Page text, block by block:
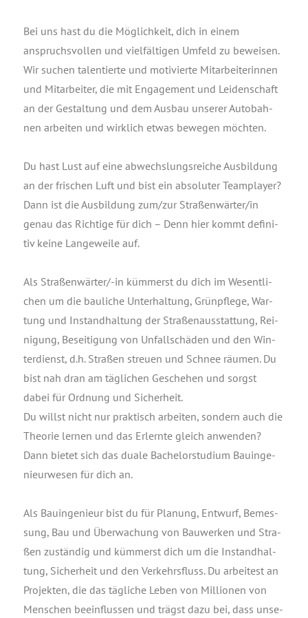
Bei uns hast du die Mög­lich­keit, dich in einem
anspruchs­vol­len und viel­fäl­ti­gen Umfeld zu bewei­sen.
Wir suchen talen­tier­te und moti­vier­te Mit­ar­bei­te­rin­nen
und Mit­ar­bei­ter, die mit Enga­ge­ment und Lei­den­schaft
an der Gestal­tung und dem Aus­bau unse­rer Auto­bah­
nen arbei­ten und wirk­lich etwas bewe­gen möch­ten.
Du hast Lust auf eine abwechs­lungs­rei­che Aus­bil­dung
an der fri­schen Luft und bist ein abso­lu­ter Team­play­er?
Dann ist die Aus­bil­dung zum/zur Straßenwärter/in
genau das Rich­ti­ge für dich – Denn hier kommt defi­ni­
tiv kei­ne Lan­ge­wei­le auf.
Als Stra­ßen­wär­ter/-in küm­merst du dich im Wesent­li­
chen um die bau­li­che Unter­hal­tung, Grün­pfle­ge, War­
tung und Instand­hal­tung der Stra­ßen­aus­stat­tung, Rei­
ni­gung, Besei­ti­gung von Unfall­schä­den und den Win­
ter­dienst, d.h. Stra­ßen streu­en und Schnee räu­men. Du
bist nah dran am täg­li­chen Gesche­hen und sorgst
dabei für Ord­nung und Sicher­heit.
Du willst nicht nur prak­tisch arbei­ten, son­dern auch die
Theo­rie ler­nen und das Erlern­te gleich anwen­den?
Dann bie­tet sich das dua­le Bache­lor­stu­di­um Bau­in­ge­
nieur­we­sen für dich an.
Als Bau­in­ge­nieur bist du für Pla­nung, Ent­wurf, Bemes­
sung, Bau und Über­wa­chung von Bau­wer­ken und Stra­
ßen zustän­dig und küm­merst dich um die Instand­hal­
tung, Sicher­heit und den Ver­kehrs­fluss. Du arbei­test an
Pro­jek­ten, die das täg­li­che Leben von Mil­lio­nen von
Men­schen beein­flus­sen und trägst dazu bei, dass unse­